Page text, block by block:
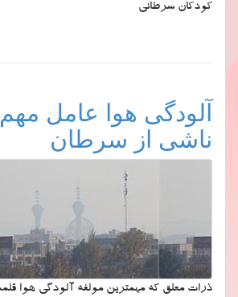
کودکان سرطانی
آلودگی هوا عامل
ناشی از سرطان
ذرات معلق که مهمترین مولفه آلودگی هوا